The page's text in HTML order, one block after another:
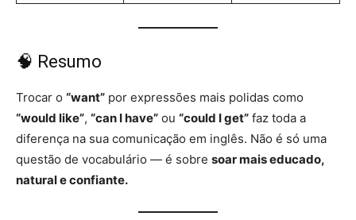
🧠 Resumo
Trocar o “want” por expressões mais polidas como
“would like”, “can I have” ou “could I get” faz toda a
diferença na sua comunicação em inglês. Não é só uma
questão de vocabulário — é sobre soar mais educado,
natural e confiante.